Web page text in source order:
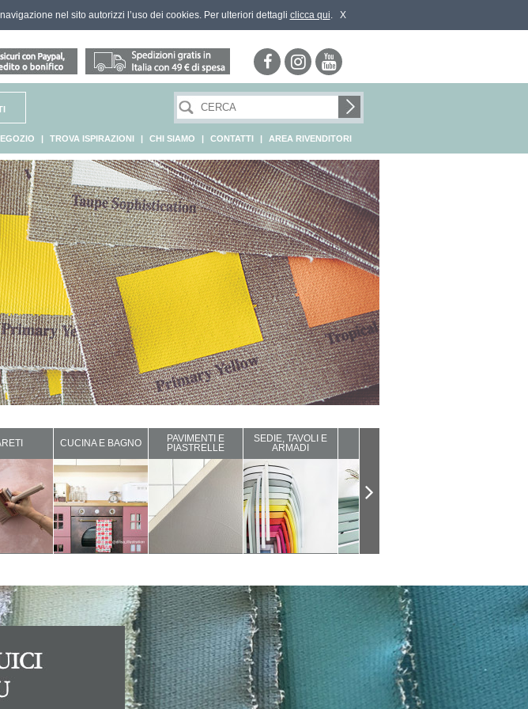
nel sito autorizzi l’uso dei cookies. Per ulteriori dettagli clicca qui. X
| TROVA ISPIRAZIONI | CHI SIAMO | CONTATTI | AREA RIVENDITORI
CUCINA E BAGNO
PAVIMENTI E
PIASTRELLE
SEDIE, TAVOLI E
ARMADI